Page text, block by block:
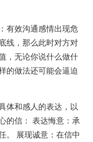
有效沟通感情出现危
线，那么此时对方对
，无论你说什么做什
的做法还可能会逼迫
体和感人的表达，以
的信： 表达悔意：承
。 展现诚意：在信中